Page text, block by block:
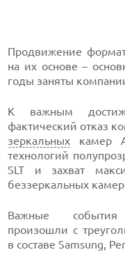
Продвижение
на их основе –
годы заняты
К важным
фактический отказ
зеркальных камер
технологий
SLT и захват
беззеркальных
Важные события
произошли с
в составе Samsung,